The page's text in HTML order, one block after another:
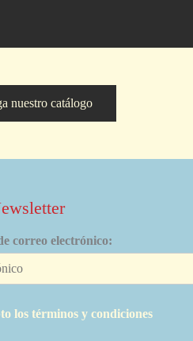
nuestro catálogo
correo electrónico:
los términos y condiciones